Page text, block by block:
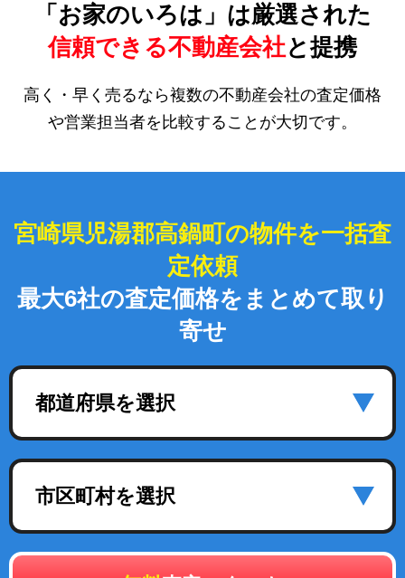
「お家のいろは」は厳選された
信頼できる不動産会社と提携
高く・早く売るなら複数の不動産会社の査定価格
や営業担当者を比較することが大切です。
宮崎県児湯郡高鍋町の物件を一括査
定依頼
最大6社の査定価格をまとめて取り
寄せ
都道府県を選択
市区町村を選択